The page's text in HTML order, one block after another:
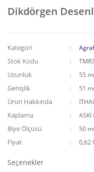
Dikdörgen
Kategori
Stok Kodu
Uzunluk 55
Genişlik 51
Ürün Hakkında
Kaplama ASKI
Biye Ölçüsü 50
Fiyat 0,62
Seçenekler